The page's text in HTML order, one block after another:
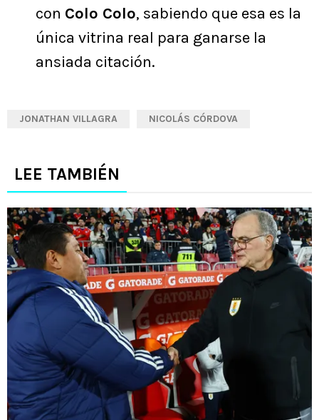
con Colo Colo, sabiendo que esa es la
única vitrina real para ganarse la
ansiada citación.
JONATHAN VILLAGRA NICOLÁS CÓRDOVA
LEE TAMBIÉN